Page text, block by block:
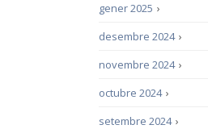
›
gener 2025
›
desembre 2024
›
novembre 2024
›
octubre 2024
›
setembre 2024